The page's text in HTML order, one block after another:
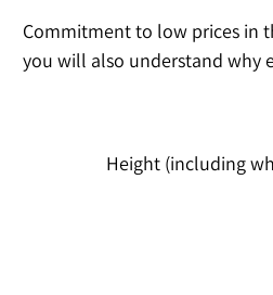
Commitment to low prices in
you will also understand why